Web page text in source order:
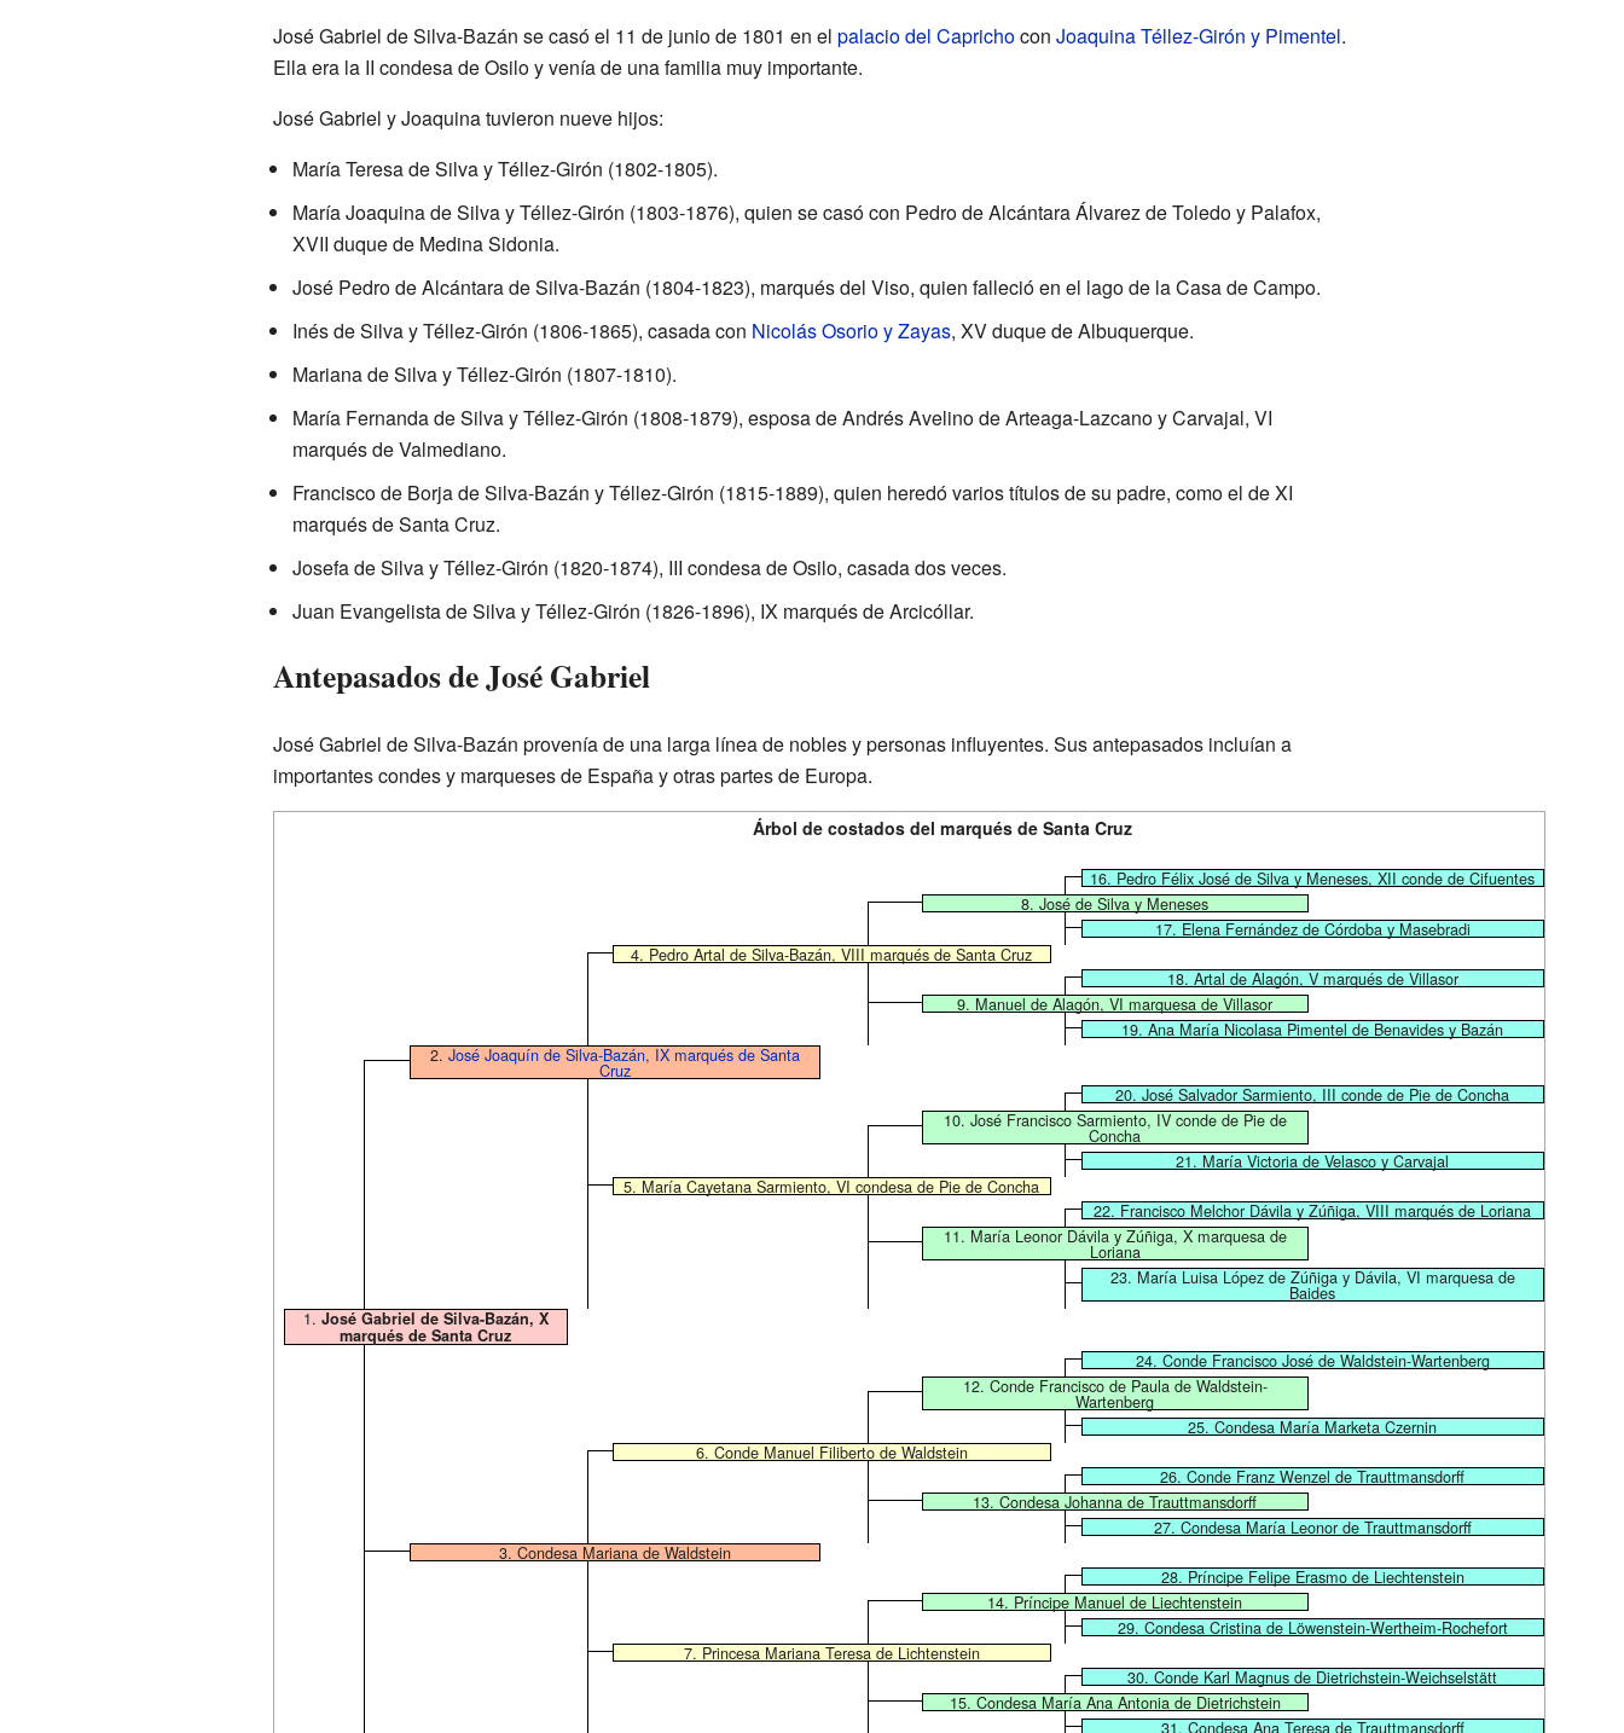
José Gabriel de Silva-Bazán se casó el 11 de junio de 1801 en el palacio del Caprichocon Joaquina Téllez-Girón y Pimentel.
Ella era la II condesa de Osilo y venía de una familia muy importante.
José Gabriel y Joaquina tuvieron nueve hijos:
María Teresa de Silva y Téllez-Girón (1802-1805).
María Joaquina de Silva y Téllez-Girón (1803-1876), quien se casó con Pedro de Alcántara Álvarez de Toledo y Palafox,
XVII duque de Medina Sidonia.
José Pedro de Alcántara de Silva-Bazán (1804-1823), marqués del Viso, quien falleció en el lago de la Casa de Campo.
Inés de Silva y Téllez-Girón (1806-1865), casada con Nicolás Osorio y Zayas, XV duque de Albuquerque.
Mariana de Silva y Téllez-Girón (1807-1810).
María Fernanda de Silva y Téllez-Girón (1808-1879), esposa de Andrés Avelino de Arteaga-Lazcano y Carvajal, VI
marqués de Valmediano.
Francisco de Borja de Silva-Bazán y Téllez-Girón (1815-1889), quien heredó varios títulos de su padre, como el de XI
marqués de Santa Cruz.
Josefa de Silva y Téllez-Girón (1820-1874), III condesa de Osilo, casada dos veces.
Juan Evangelista de Silva y Téllez-Girón (1826-1896), IX marqués de Arcicóllar.
Antepasados de José Gabriel
José Gabriel de Silva-Bazán provenía de una larga línea de nobles y personas influyentes. Sus antepasados incluían a
importantes condes y marqueses de España y otras partes de Europa.
Árbol de costados del marqués de Santa Cruz
16. Pedro Félix José de Silva y Meneses, XII conde de Cifuentes
8. José de Silva y Meneses
17. Elena Fernández de Córdoba y Masebradi
4. Pedro Artal de Silva-Bazán, VIII marqués de Santa Cruz
18. Artal de Alagón, V marqués de Villasor
9. Manuel de Alagón, VI marquesa de Villasor
19. Ana María Nicolasa Pimentel de Benavides y Bazán
2.José Joaquín de Silva-Bazán, IX marqués de Santa
Cruz
20. José Salvador Sarmiento, III conde de Pie de Concha
10. José Francisco Sarmiento, IV conde de Pie de
Concha
21. María Victoria de Velasco y Carvajal
5. María Cayetana Sarmiento, VI condesa de Pie de Concha
22. Francisco Melchor Dávila y Zúñiga, VIII marqués de Loriana
11. María Leonor Dávila y Zúñiga, X marquesa de
Loriana
23. María Luisa López de Zúñiga y Dávila, VI marquesa de
Baides
1.José Gabriel de Silva-Bazán, X
marqués de Santa Cruz
24. Conde Francisco José de Waldstein-Wartenberg
12. Conde Francisco de Paula de Waldstein-
Wartenberg
25. Condesa María Marketa Czernin
6. Conde Manuel Filiberto de Waldstein
26. Conde Franz Wenzel de Trauttmansdorff
13. Condesa Johanna de Trauttmansdorff
27. Condesa María Leonor de Trauttmansdorff
3. Condesa Mariana de Waldstein
28. Príncipe Felipe Erasmo de Liechtenstein
14. Príncipe Manuel de Liechtenstein
29. Condesa Cristina de Löwenstein-Wertheim-Rochefort
7. Princesa Mariana Teresa de Lichtenstein
30. Conde Karl Magnus de Dietrichstein-Weichselstätt
15. Condesa María Ana Antonia de Dietrichstein
31. Condesa Ana Teresa de Trauttmansdorff